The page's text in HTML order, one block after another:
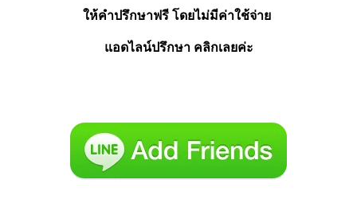
ให้คำปรึกษาฟรี โดยไม่มีค่าใช้จ่าย
แอดไลน์ปรึกษา คลิกเลยค่ะ